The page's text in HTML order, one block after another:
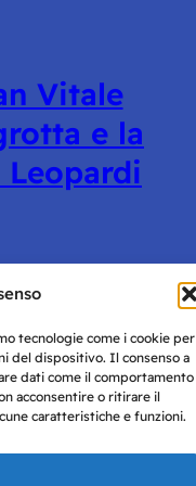
tecnologie come i cookie per
del dispositivo. Il consenso a
dati come il comportamento
acconsentire o ritirare il
caratteristiche e funzioni.
Vitale
e la
9/2019.
sono forniti